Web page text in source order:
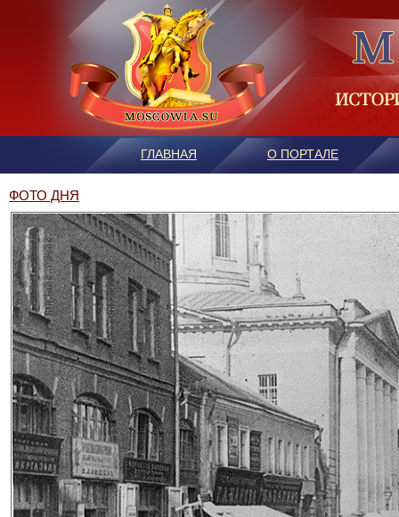
ГЛАВНАЯ О ПОРТАЛЕ
ФОТО ДНЯ